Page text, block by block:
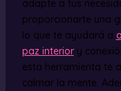
adapte a tus
proporcionarte una
lo que te ayudará a
paz interiory
esta herramienta te
calmar la mente.